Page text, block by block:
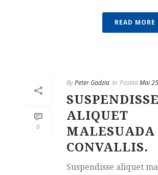
READ MORE
0
ByPeter Gadzia In PostedMai
SUSPENDISSE
ALIQUET
MALESUADA
CONVALLIS.
Suspendisse aliquet